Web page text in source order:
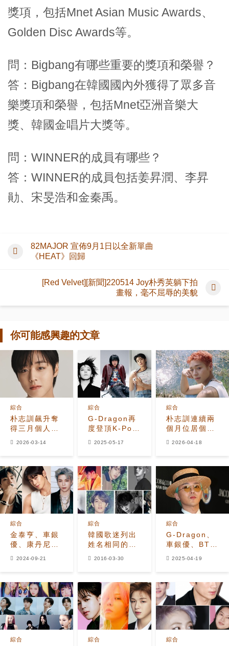
獎項，包括Mnet Asian Music Awards、
Golden Disc Awards等。
問：Bigbang有哪些重要的獎項和榮譽？
答：Bigbang在韓國國內外獲得了眾多音
樂獎項和榮譽，包括Mnet亞洲音樂大
獎、韓國金唱片大獎等。
問：WINNER的成員有哪些？
答：WINNER的成員包括姜昇潤、李昇
勛、宋旻浩和金秦禹。
82MAJOR 宣佈9月1日以全新單曲
《HEAT》回歸
[Red Velvet][新聞]220514 Joy朴秀英躺下拍
畫報，毫不屈辱的美貌
你可能感興趣的文章
朴志訓飆升奪
得三月個人男
綜合
2026-03-14
G-Dragon再
度登頂K-Pop
等緊隨其後
綜合
2025-05-17
朴志訓連續兩
個月位居個人
綜合
2026-04-18
金泰亨、車銀
優、康丹尼爾
榜首
綜合
2024-09-21
韓國歌迷列出
姓名相同的K-
綜合
2016-03-30
G-Dragon、
車銀優、BTS
綜合
2025-04-19
綜合 綜合 綜合